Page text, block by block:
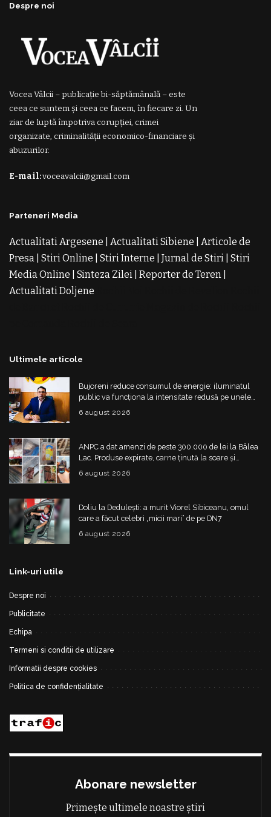
Despre noi
Vocea Vâlcii – publicație bi-săptămânală – este
ceea ce suntem și ceea ce facem, în fiecare zi. Un
ziar de luptă împotriva corupției, crimei
organizate, criminalității economico-financiare și
abuzurilor.
E-mail:voceavalcii@gmail.com
Parteneri Media
Actualitati Argesene Actualitati Sibiene
Articole de
Presa Stiri Online Stiri Interne Jurnal de Stiri Stiri
Media Online
Sinteza Zilei Reporter de Teren
Actualitati Doljene
Ultimele articole
Bujoreni reduce consumul de energie: iluminatul
public va funcționa la intensitate redusă pe unele
străzi
6 august 2026
ANPC a dat amenzi de peste 300.000 de lei la Bâlea
Lac. Produse expirate, carne ținută la soare și
nereguli grave
6 august 2026
Doliu la Dedulești: a murit Viorel Sibiceanu, omul
care a făcut celebri „micii mari” de pe DN7
6 august 2026
Link-uri utile
Despre noi
Publicitate
Echipa
Termeni si conditii de utilizare
Informatii despre cookies
Politica de confidențialitate
Abonare newsletter
Primește ultimele noastre știri